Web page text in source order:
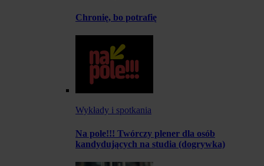
Chronię, bo potrafię
Wykłady i spotkania
Na pole!!! Twórczy plener dla osób
kandydujących na studia (dogrywka)